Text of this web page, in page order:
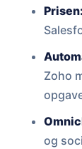
Prisen:
Zoho
og